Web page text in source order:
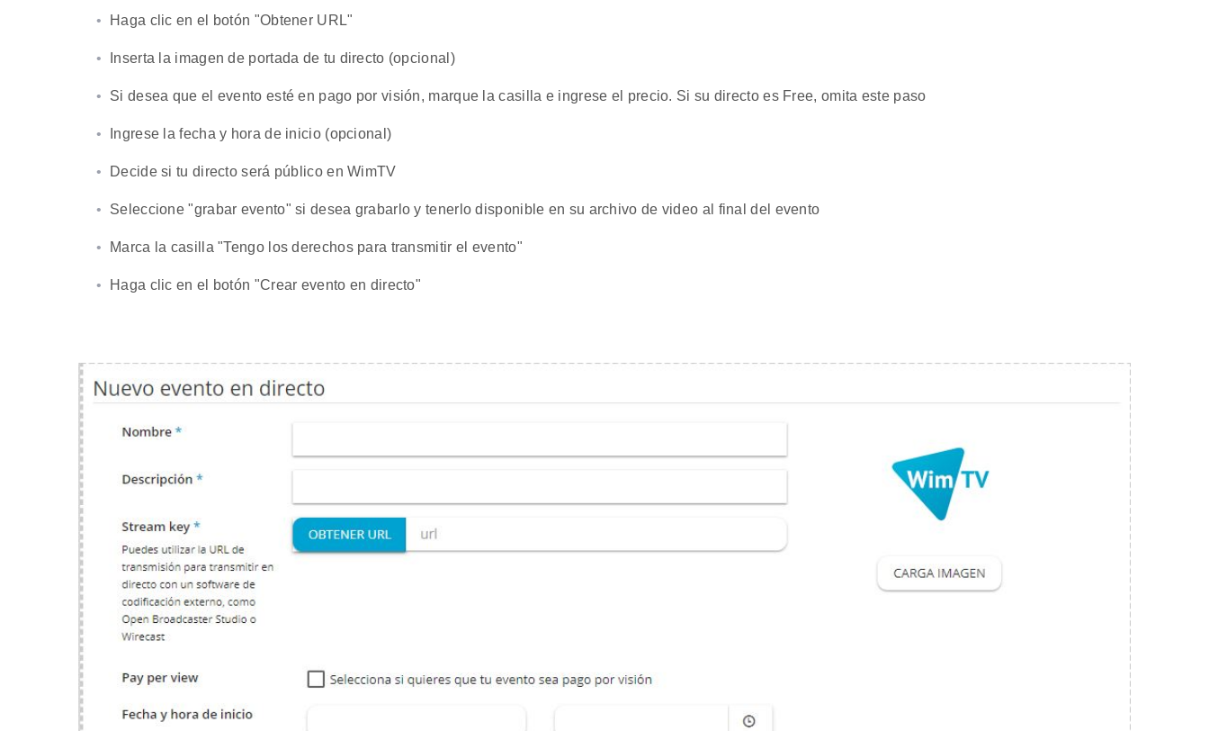
Haga clic en el botón "Obtener URL"
Inserta la imagen de portada de tu directo (opcional)
Si desea que el evento esté en pago por visión, marque la casilla e ingrese el precio. Si su directo es Free, omita este paso
Ingrese la fecha y hora de inicio (opcional)
Decide si tu directo será público en WimTV
Seleccione "grabar evento" si desea grabarlo y tenerlo disponible en su archivo de video al final del evento
Marca la casilla "Tengo los derechos para transmitir el evento"
Haga clic en el botón "Crear evento en directo"